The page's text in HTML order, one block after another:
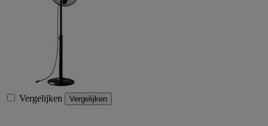
Vergelijken Vergelijken